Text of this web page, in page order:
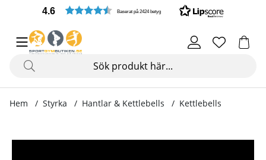
4.6 Baserat på 2424 betyg
Hem Styrka Hantlar & Kettlebells Kettlebells